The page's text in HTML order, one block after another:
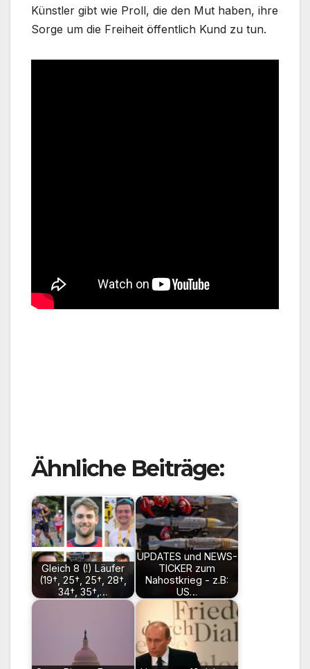
Künstler gibt wie Proll, die den Mut haben, ihre
Sorge um die Freiheit öffentlich Kund zu tun.
Ähnliche Beiträge:
Gleich 8 (!) Läufer
(19†, 25†, 25†, 28†,
34†, 35†,…
UPDATES und NEWS-
TICKER zum
Nahostkrieg - z.B:
US…